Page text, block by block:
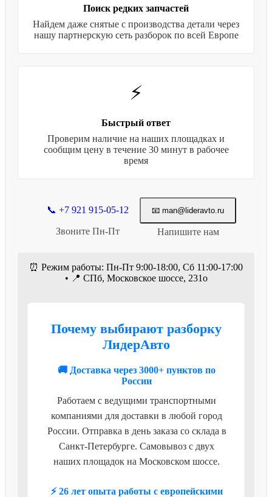
Поиск редких запчастей
Найдем даже снятые с производства детали через
нашу партнерскую сеть разборок по всей Европе
⚡
Быстрый ответ
Проверим наличие на наших площадках и
сообщим цену в течение 30 минут в рабочее
время
📞 +7 921 915-05-12
Звоните Пн-Пт
📧 man@lideravto.ru
Напишите нам
⏰ Режим работы: Пн-Пт 9:00-18:00, Сб 11:00-17:00
• 📍 СПб, Московское шоссе, 231о
Почему выбирают разборку
ЛидерАвто
🚚 Доставка через 3000+ пунктов по
России
Работаем с ведущими транспортными
компаниями для доставки в любой город
России. Отправка в день заказа со склада в
Санкт-Петербурге. Самовывоз с двух
наших площадок на Московском шоссе.
⚡ 26 лет опыта работы с европейскими